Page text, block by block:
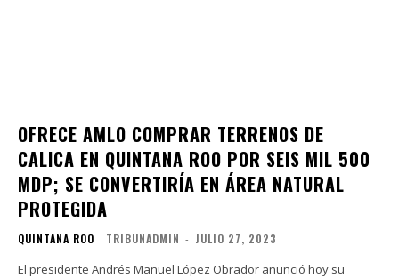
OFRECE AMLO COMPRAR TERRENOS DE
CALICA EN QUINTANA ROO POR SEIS MIL 500
MDP; SE CONVERTIRÍA EN ÁREA NATURAL
PROTEGIDA
QUINTANA ROO TRIBUNADMIN - JULIO 27, 2023
El presidente Andrés Manuel López Obrador anunció hoy su